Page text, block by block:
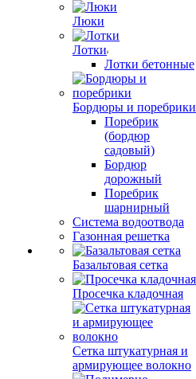
Люки
Лотки
Лотки бетонные
Бордюры и поребрики
Поребрик
(бордюр
садовый)
Бордюр
дорожный
Поребрик
шарнирный
Система водоотвода
Газонная решетка
Базальтовая сетка
Просечка кладочная
Сетка штукатурная и
армирующее волокно